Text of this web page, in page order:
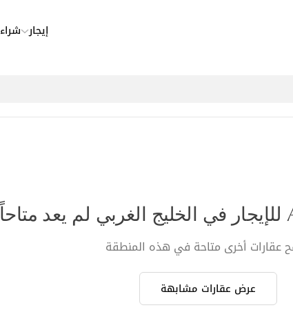
إيجار شراء
عقارات أخرى متاحة في هذه المنطقة
عرض عقارات مشابهة